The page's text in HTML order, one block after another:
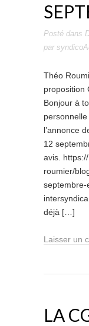
Posté dans
par
Théo
proposition
Bonjour à
l’annonce
12
avis.
roumier/
déjà […]
Laisser un
LA